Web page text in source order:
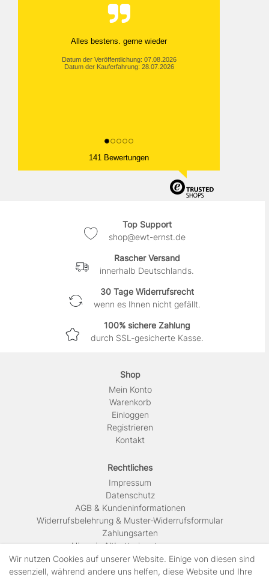
Alles bestens. gerne wieder
Datum der Veröffentlichung: 07.08.2026
Datum der Kauferfahrung: 28.07.2026
141 Bewertungen
Top Support
shop@ewt-ernst.de
Rascher Versand
innerhalb Deutschlands.
30 Tage Widerrufsrecht
wenn es Ihnen nicht gefällt.
100% sichere Zahlung
durch SSL-gesicherte Kasse.
Shop
Mein Konto
Warenkorb
Einloggen
Registrieren
Kontakt
Rechtliches
Impressum
Daten­schutz
AGB & Kundeninformationen
Widerrufsbelehrung & Muster-Widerrufsformular
Zahlungsarten
Hinweis Altbatterieentsorgung
Versandkosten & Lieferinformationen
Wir nutzen Cookies auf unserer Website. Einige von diesen sind
essenziell, während andere uns helfen, diese Website und Ihre